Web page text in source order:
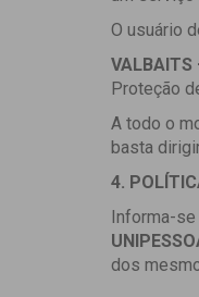
O usuário
VALBAITS
Proteção
A todo o
basta
4.
Informa-
dos